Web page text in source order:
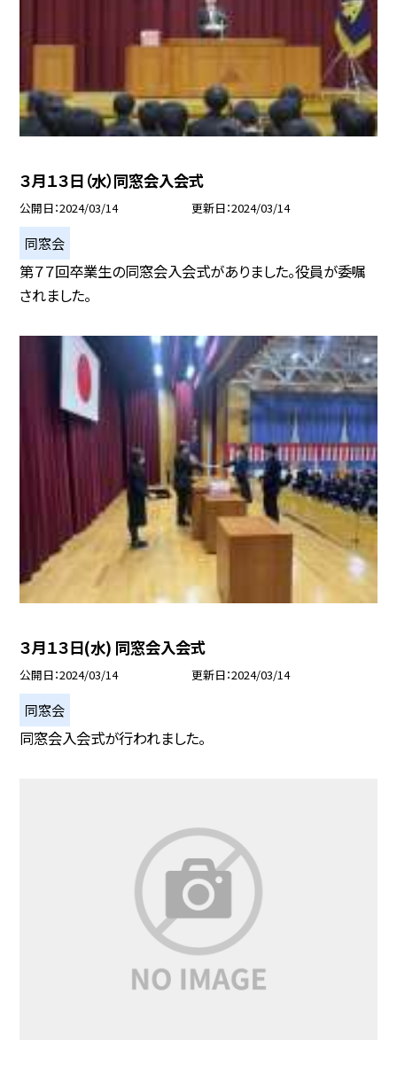
３月１３日（水）同窓会入会式
公開日 2024/03/14 更新日 2024/03/14
同窓会
第７７回卒業生の同窓会入会式がありました。役員が委嘱
されました。
３月１３日(水) 同窓会入会式
公開日 2024/03/14 更新日 2024/03/14
同窓会
同窓会入会式が行われました。